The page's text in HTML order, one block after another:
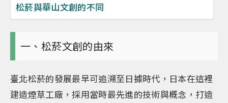
松菸與華山文創的不同
一、松菸文創的由來
臺北松菸的發展最早可追溯至日據時代，日本在這裡
建造煙草工廠，採用當時最先進的技術與概念，打造